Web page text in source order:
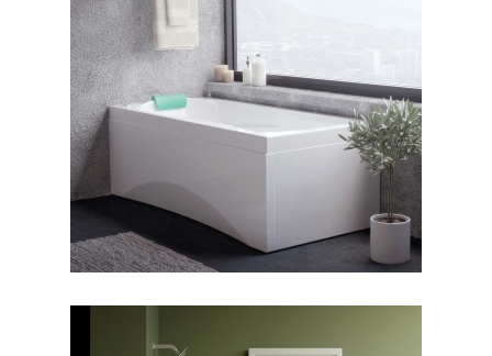
جکوزی ورونا